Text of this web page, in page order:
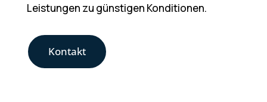
Leistungen zu günstigen Konditionen.
Kontakt